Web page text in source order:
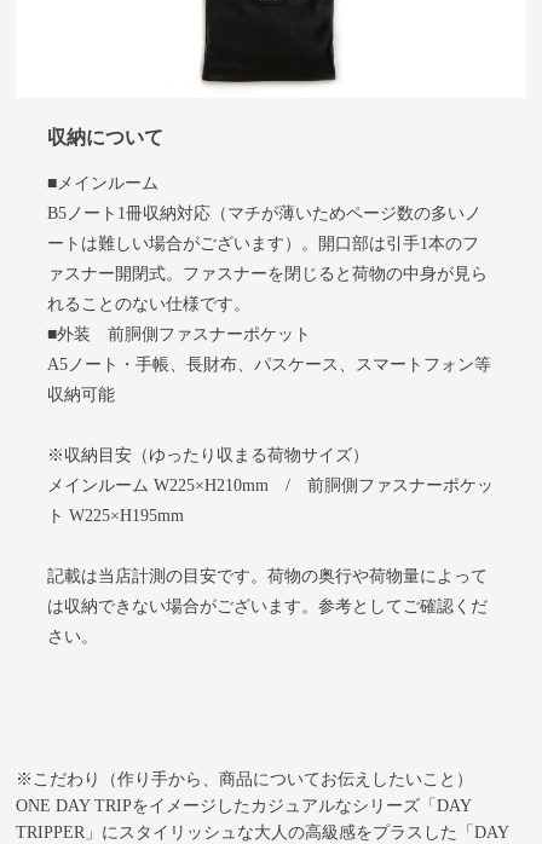
収納について
■メインルーム
B5ノート1冊収納対応（マチが薄いためページ数の多いノ
ートは難しい場合がございます）。開口部は引手1本のフ
ァスナー開閉式。ファスナーを閉じると荷物の中身が見ら
れることのない仕様です。
■外装 前胴側ファスナーポケット
A5ノート・手帳、長財布、パスケース、スマートフォン等
収納可能
※収納目安（ゆったり収まる荷物サイズ）
メインルーム W225×H210mm / 前胴側ファスナーポケッ
ト W225×H195mm
記載は当店計測の目安です。荷物の奥行や荷物量によって
は収納できない場合がございます。参考としてご確認くだ
さい。
※こだわり（作り手から、商品についてお伝えしたいこと）
ONE DAY TRIPをイメージしたカジュアルなシリーズ「DAY
TRIPPER」にスタイリッシュな大人の高級感をプラスした「DAY